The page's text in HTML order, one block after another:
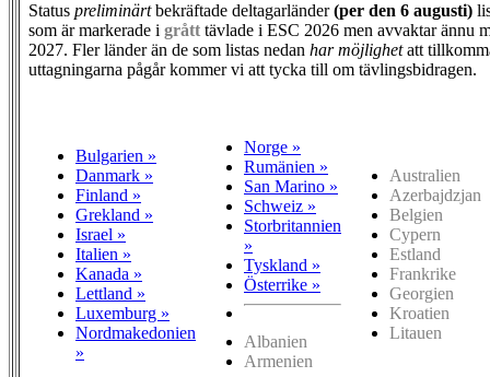
Status preliminärtbekräftade deltagarländer(per den 6 augusti)
som är markerade i grått tävlade i ESC 2026 men avvaktar ännu
2027. Fler länder än de som listas nedan har möjlighetatt
uttagningarna pågår kommer vi att tycka till om tävlingsbidragen.
Bulgarien »
Danmark »
Finland »
Grekland »
Israel »
Italien »
Kanada »
Lettland »
Luxemburg »
Nordmakedonien
»
Norge »
Rumänien »
San Marino »
Schweiz »
Storbritannien
»
Tyskland »
Österrike »
Albanien
Armenien
Australien
Azerbajdzjan
Belgien
Cypern
Estland
Frankrike
Georgien
Kroatien
Litauen